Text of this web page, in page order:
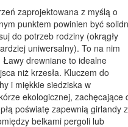
zaprojektowana z myślą o
punktem powinien być
do potrzeb rodziny (okrągły
uniwersalny). To na nim
drewniane to idealne
niż krzesła. Kluczem do
i miękkie siedziska w
ekologicznej, zachęcające
poświatę zapewnią girlandy z
belkami pergoli lub